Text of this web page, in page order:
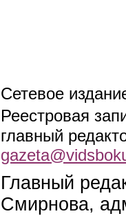
Сетевое
Реестровая
главный
Главный
Смирнова,